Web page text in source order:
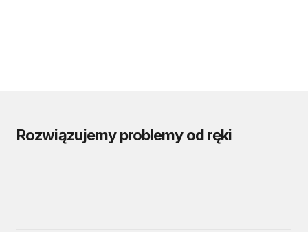
Rozwiązujemy problemy od ręki